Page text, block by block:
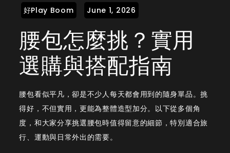
挑？
實
用
選
購
與
搭
腰包怎麼挑？實用
選購與搭配指南
腰包看似平凡，卻是不少人每天都會用到的隨身單品。挑
得好，不但實用，更能為整體造型加分。以下從多個角
度，和大家分享挑選腰包時值得留意的細節，特別適合旅
行、運動與日常外出的需要。